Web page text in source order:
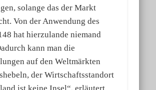
solange das der Markt
Von der Anwendung des
hat hierzulande niemand
kann man die
auf den Weltmärkten
der Wirtschaftsstandort